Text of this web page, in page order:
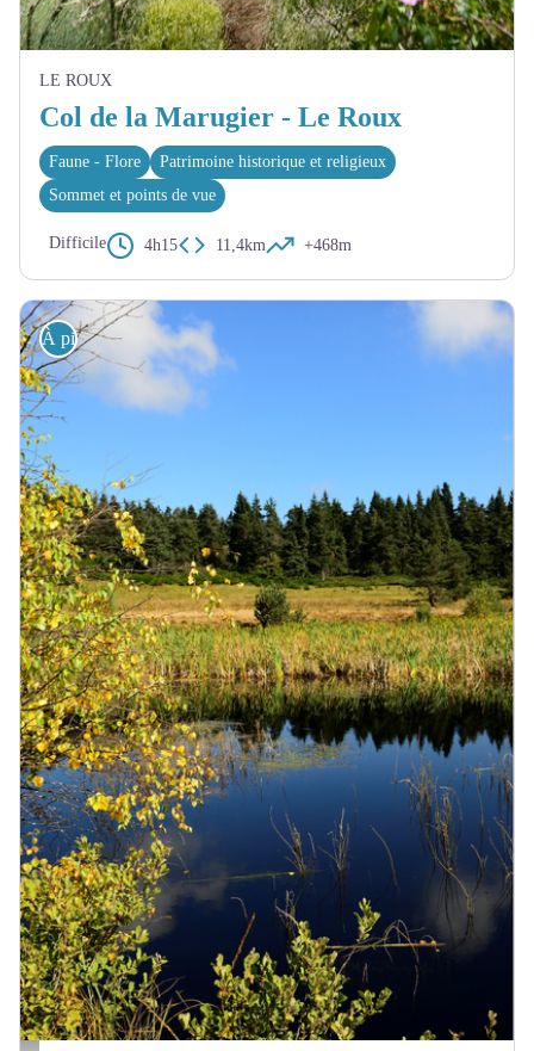
LE ROUX
Col de la Marugier - Le Roux
Faune - Flore
Patrimoine historique et religieux
Sommet et points de vue
Difficile 4h15 11,4km +468m
À pied